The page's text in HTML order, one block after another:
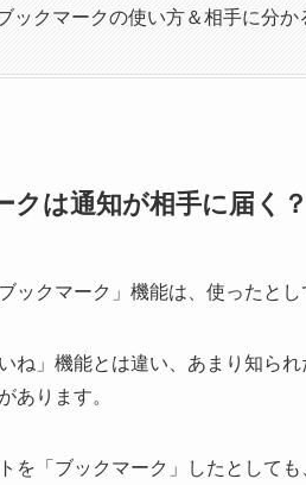
ブックマークの使い方＆相手に分
は通知が相手に届く
ックマーク」機能は、使ったと
ね」機能とは違い、あまり知ら
あります。
を「ブックマーク」したとして